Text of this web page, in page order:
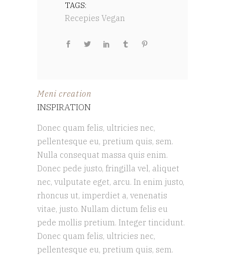
TAGS:
Recepies Vegan
Meni creation
INSPIRATION
Donec quam felis, ultricies nec,
pellentesque eu, pretium quis, sem.
Nulla consequat massa quis enim.
Donec pede justo, fringilla vel, aliquet
nec, vulputate eget, arcu. In enim justo,
rhoncus ut, imperdiet a, venenatis
vitae, justo. Nullam dictum felis eu
pede mollis pretium. Integer tincidunt.
Donec quam felis, ultricies nec,
pellentesque eu, pretium quis, sem.